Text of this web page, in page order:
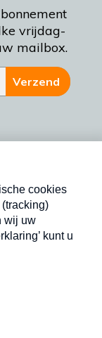
vrijdag-
mailbox.
Verzend
onze